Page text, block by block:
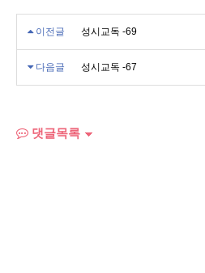
이전글 성시교독 -69
다음글 성시교독 -67
댓글목록